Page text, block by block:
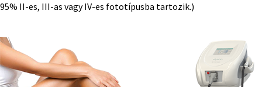
95% II-es, III-as vagy IV-es fototípusba tartozik.)